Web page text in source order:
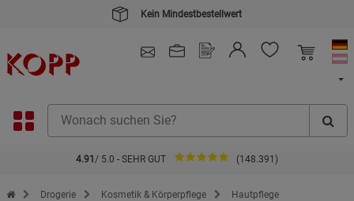
Kein Mindestbestellwert
4.91 / 5.0 - SEHR GUT (148.391)
Zur Startseite des Kopp Verlag Online-Shop
Drogerie Kosmetik & Körperpflege
Hautpflege